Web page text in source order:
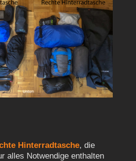
Hinterradtasche, die
alles Notwendige enthalten